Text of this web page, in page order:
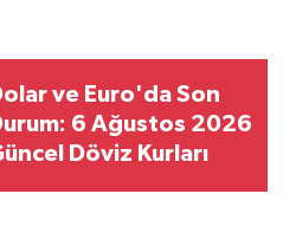
ve Euro'da Son
6 Ağustos 2026
Döviz Kurları